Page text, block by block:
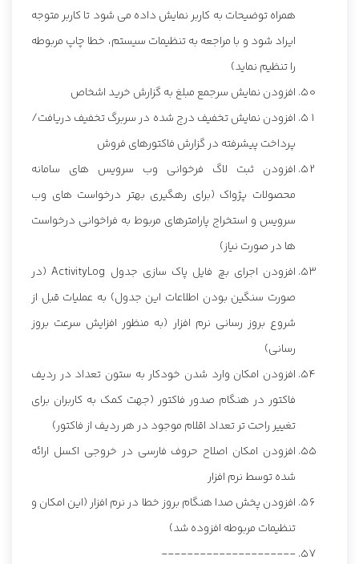
همراه توضیحات به کاربر نمایش داده می شود تا کاربر متوجه
ایراد شود و با مراجعه به تنظیمات سیستم، خطا چاپ مربوطه
را تنظیم نماید)
افزودن نمایش سرجمع مبلغ به گزارش خرید اشخاص
افزودن نمایش تخفیف درج شده در سربرگ تخفیف دریافت/
پرداخت پیشرفته در گزارش فاکتورهای فروش
افزودن ثبت لاگ فرخوانی وب سرویس های سامانه
محصولات پژواک (برای رهگیری بهتر درخواست های وب
سرویس و استخراج پارامترهای مربوط به فراخوانی درخواست
ها در صورت نیاز)
افزودن اجرای بچ فایل پاک سازی جدول ActivityLog (در
صورت سنگین بودن اطلاعات این جدول) به عملیات قبل از
شروع بروز رسانی نرم افزار (به منظور افزایش سرعت بروز
رسانی)
افزودن امکان وارد شدن خودکار به ستون تعداد در ردیف
فاکتور در هنگام صدور فاکتور (جهت کمک به کاربران برای
تغییر راحت تر تعداد اقلام موجود در هر ردیف از فاکتور)
افزودن امکان اصلاح حروف فارسی در خروجی اکسل ارائه
شده توسط نرم افزار
افزودن پخش صدا هنگام بروز خطا در نرم افزار (این امکان و
تنظیمات مربوطه افزوده شد)
---------------------